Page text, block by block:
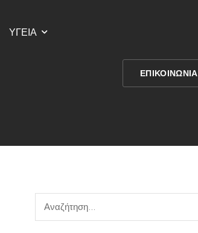
ΥΓΕΙΑ
ΕΠΙΚΟΙΝΩΝΙΑ